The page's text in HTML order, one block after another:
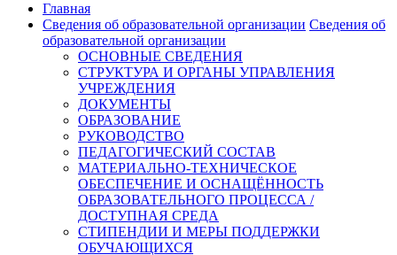
Главная
Сведения об образовательной организации Сведения об
образовательной организации
ОСНОВНЫЕ СВЕДЕНИЯ
СТРУКТУРА И ОРГАНЫ УПРАВЛЕНИЯ
УЧРЕЖДЕНИЯ
ДОКУМЕНТЫ
ОБРАЗОВАНИЕ
РУКОВОДСТВО
ПЕДАГОГИЧЕСКИЙ СОСТАВ
МАТЕРИАЛЬНО-ТЕХНИЧЕСКОЕ
ОБЕСПЕЧЕНИЕ И ОСНАЩЁННОСТЬ
ОБРАЗОВАТЕЛЬНОГО ПРОЦЕССА /
ДОСТУПНАЯ СРЕДА
СТИПЕНДИИ И МЕРЫ ПОДДЕРЖКИ
ОБУЧАЮЩИХСЯ